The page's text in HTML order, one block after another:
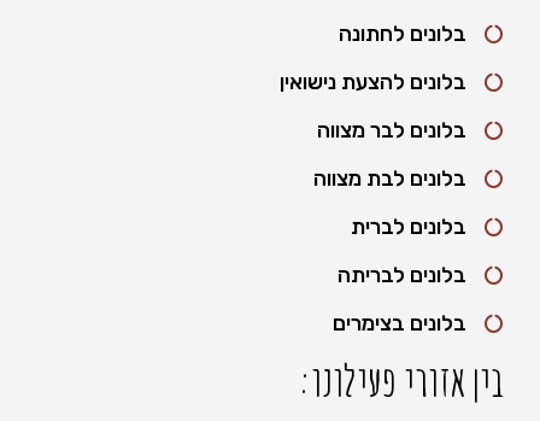
בלונים לחתונה
בלונים להצעת נישואין
בלונים לבר מצווה
בלונים לבת מצווה
בלונים לברית
בלונים לבריתה
בלונים בצימרים
בין אזורי פעילונו: